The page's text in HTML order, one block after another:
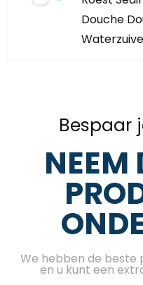
Douche
Bespaar
NEEM
We hebben de beste
en u kunt een